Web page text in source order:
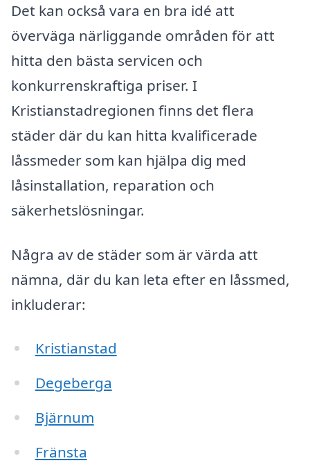
Det kan också vara en bra idé att
överväga närliggande områden för att
hitta den bästa servicen och
konkurrenskraftiga priser. I
Kristianstadregionen finns det flera
städer där du kan hitta kvalificerade
låssmeder som kan hjälpa dig med
låsinstallation, reparation och
säkerhetslösningar.
Några av de städer som är värda att
nämna, där du kan leta efter en låssmed,
inkluderar:
Kristianstad
Degeberga
Bjärnum
Fränsta